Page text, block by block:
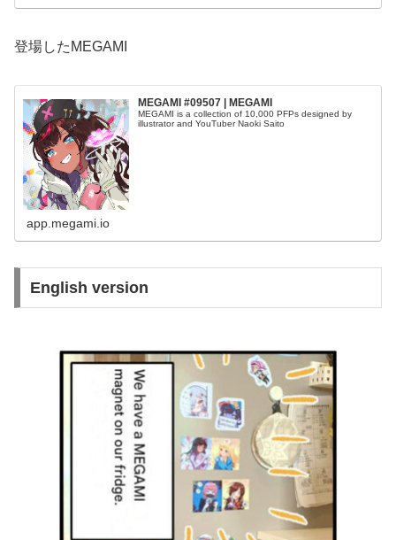
登場したMEGAMI
MEGAMI #09507 | MEGAMI
MEGAMI is a collection of 10,000 PFPs designed by
illustrator and YouTuber Naoki Saito
app.megami.io
English version